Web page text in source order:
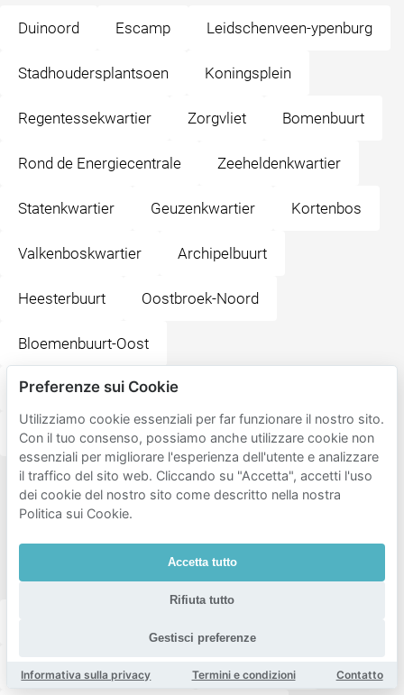
Duinoord Escamp Leidschenveen-ypenburg
Stadhoudersplantsoen Koningsplein
Regentessekwartier Zorgvliet Bomenbuurt
Rond de Energiecentrale Zeeheldenkwartier
Statenkwartier Geuzenkwartier Kortenbos
Valkenboskwartier Archipelbuurt
Heesterbuurt Oostbroek-Noord
Bloemenbuurt-Oost
Van Stolkpark en Scheveningse Bosjes
Transvaalkwartier-Midden
Destinazioni
vicino a
Sweelinckplein
Fotomuseum Den Haag Vredespaleis
Preferenze sui Cookie
Utilizziamo cookie essenziali per far funzionare il nostro sito.
Con il tuo consenso, possiamo anche utilizzare cookie non
essenziali per migliorare l'esperienza dell'utente e analizzare
il traffico del sito web. Cliccando su "Accetta", accetti l'uso
dei cookie del nostro sito come descritto nella nostra
Politica sui Cookie.
Accetta tutto
Rifiuta tutto
Gestisci preferenze
Informativa sulla privacy Termini e condizioni Contatto